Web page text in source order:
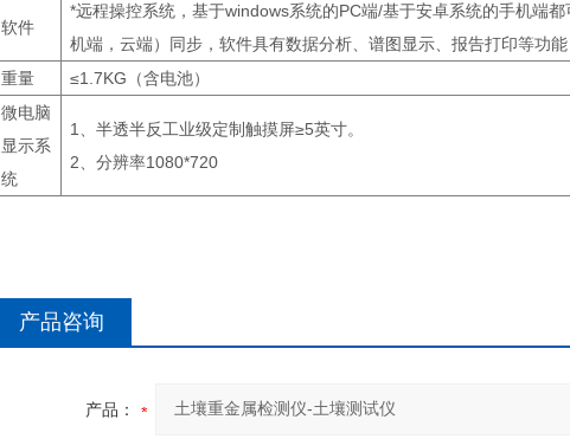
软件
*远程操控系统，基于windows系统的PC端/基于安卓系统的手机端
机端，云端）同步，软件具有数据分析、谱图显示、报告打印等功
重量
≤1.7KG（含电池）
微电脑
显示系
统
1、半透半反工业级定制触摸屏≥5英寸。
2、分辨率1080*720
产品咨询
产品：